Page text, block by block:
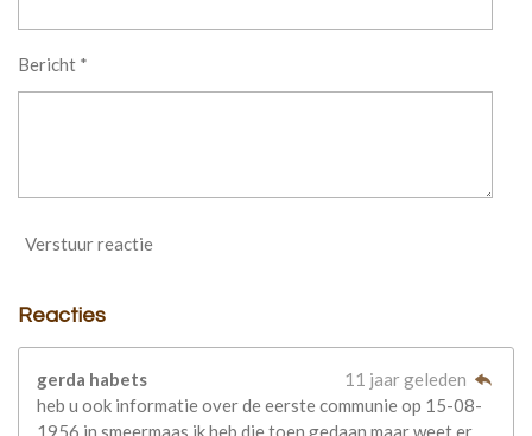
Bericht *
Verstuur reactie
Reacties
gerda habets
11 jaar geleden
heb u ook informatie over de eerste communie op 15-08-
1956 in smeermaas ik heb die toen gedaan maar weet er